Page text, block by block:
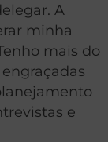
A
minha
mais do
e